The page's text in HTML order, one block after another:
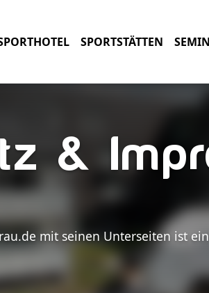
SPORTSTÄTTEN
&
mit seinen Unterseiten ist